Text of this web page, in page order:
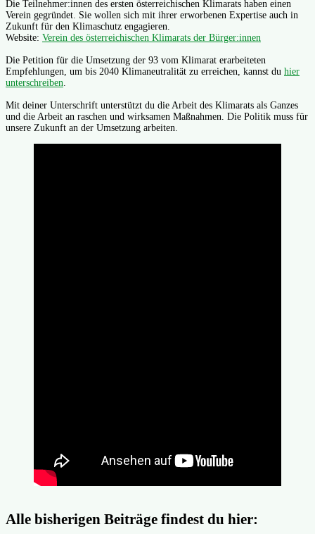
Die Teilnehmer:innen des ersten österreichischen Klimarats haben einen
Verein gegründet. Sie wollen sich mit ihrer erworbenen Expertise auch in
Zukunft für den Klimaschutz engagieren.
Website: Verein des österreichischen Klimarats der Bürger:innen
Die Petition für die Umsetzung der 93 vom Klimarat erarbeiteten
Empfehlungen, um bis 2040 Klimaneutralität zu erreichen, kannst du hier
unterschreiben
Mit deiner Unterschrift unterstützt du die Arbeit des Klimarats als Ganzes
und die Arbeit an raschen und wirksamen Maßnahmen. Die Politik muss für
unsere Zukunft an der Umsetzung arbeiten.
Alle bisherigen Beiträge findest du hier: